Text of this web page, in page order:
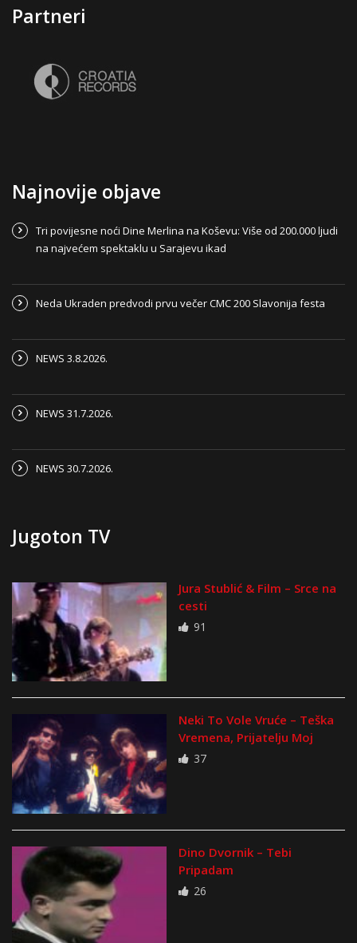
Partneri
Najnovije objave
Tri povijesne noći Dine Merlina na Koševu: Više od 200.000 ljudi
na najvećem spektaklu u Sarajevu ikad
Neda Ukraden predvodi prvu večer CMC 200 Slavonija festa
NEWS 3.8.2026.
NEWS 31.7.2026.
NEWS 30.7.2026.
Jugoton TV
Jura Stublić & Film – Srce na
cesti
91
Neki To Vole Vruće – Teška
Vremena, Prijatelju Moj
37
Dino Dvornik – Tebi
Pripadam
26